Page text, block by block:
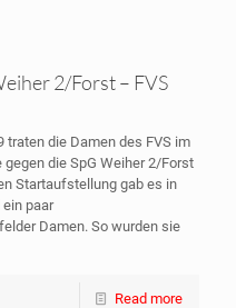
2/Forst – FVS
traten die Damen des FVS im
die SpG Weiher 2/Forst
Startaufstellung gab es in
paar
Damen. So wurden sie
Read more